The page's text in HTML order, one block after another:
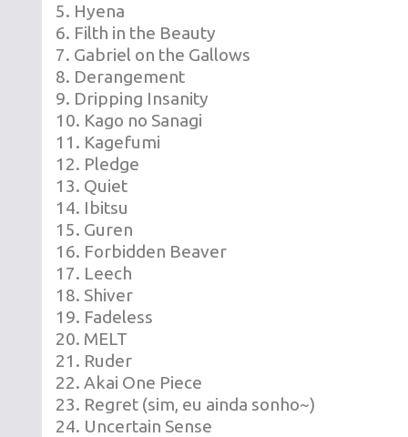
5. Hyena
6. Filth in the Beauty
7. Gabriel on the Gallows
8. Derangement
9. Dripping Insanity
10. Kago no Sanagi
11. Kagefumi
12. Pledge
13. Quiet
14. Ibitsu
15. Guren
16. Forbidden Beaver
17. Leech
18. Shiver
19. Fadeless
20. MELT
21. Ruder
22. Akai One Piece
23. Regret (sim, eu ainda sonho~)
24. Uncertain Sense